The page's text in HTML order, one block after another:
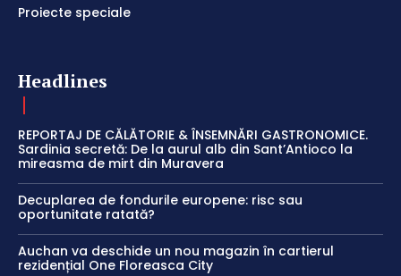
Proiecte speciale
Headlines
REPORTAJ DE CĂLĂTORIE & ÎNSEMNĂRI GASTRONOMICE.
Sardinia secretă: De la aurul alb din Sant’Antioco la
mireasma de mirt din Muravera
Decuplarea de fondurile europene: risc sau
oportunitate ratată?
Auchan va deschide un nou magazin în cartierul
rezidențial One Floreasca City